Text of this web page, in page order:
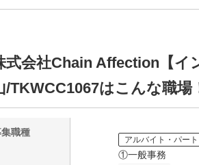
式会社Chain Affection【イ
/TKWCC1067はこんな職場
職種
アルバイト・パート
①一般事務